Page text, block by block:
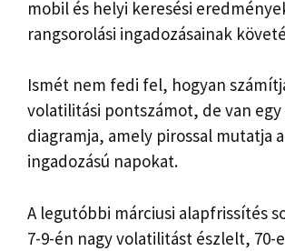
mobil és helyi keresési
rangsorolási ingadozásainak
Ismét nem fedi fel, hogyan
volatilitási pontszámot, de van egy
diagramja, amely pirossal mutatja
ingadozású napokat.
A legutóbbi márciusi alapfrissítés
7-9-én nagy volatilitást észlelt, 70-